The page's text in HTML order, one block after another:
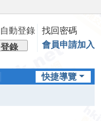
自動登錄
找回密碼
登錄 會員申請加入
快捷導覽